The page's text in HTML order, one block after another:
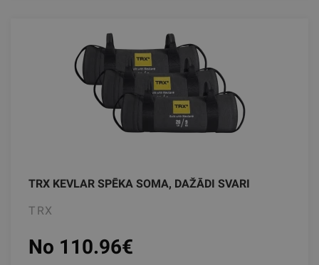
TRX KEVLAR SPĒKA SOMA, DAŽĀDI SVARI
TRX
No 110.96€